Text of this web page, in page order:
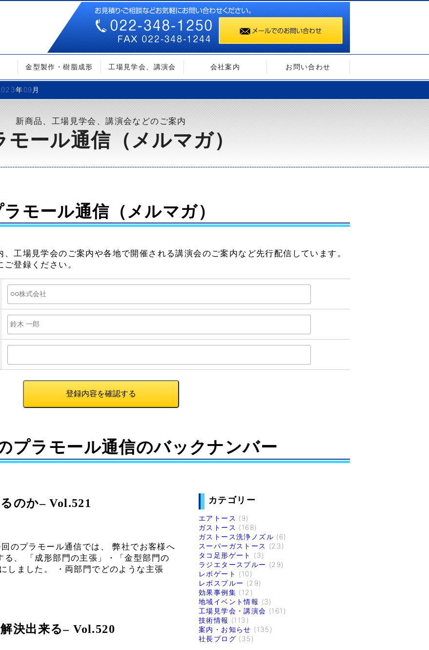
金型製作・樹脂成形 工場見学会、講演会 会社案内 お問い合わせ
年09月
新商品、工場見学会、講演会などのご案内
モール通信（メルマガ）
ラモール通信（メルマガ）
工場見学会のご案内や各地で開催される講演会のご案内など先行配信しています。
登録ください。
プラモール通信のバックナンバー
のか– Vol.521
のプラモール通信では、 弊社でお客様へ
、 「成形部門の主張」・「金型部門の
しました。 ・両部門でどのような主張
決出来る– Vol.520
カテゴリー
エアトース (9)
ガストース (168)
ガストース洗浄ノズル (6)
スーパーガストース (23)
タコ足形ゲート
(3)
ラジエタースプルー (29)
レボゲート (10)
レボスプルー (29)
効果事例集 (12)
地域イベント情報 (3)
工場見学会・講演会 (161)
技術情報 (113)
案内・お知らせ (135)
社長ブログ (35)